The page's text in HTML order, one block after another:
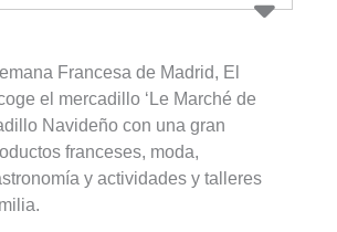
Francesa de Madrid, El
el mercadillo ‘Le Marché de
Navideño con una gran
franceses, moda,
y actividades y talleres